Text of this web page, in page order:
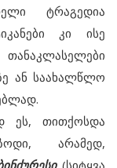
ტრაგედია
კი ისე
ან საახალწლო
თითქოსდა
არამედ,